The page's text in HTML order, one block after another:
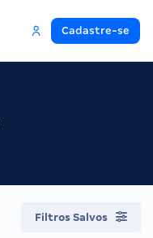
Cadastre-se
Filtros Salvos